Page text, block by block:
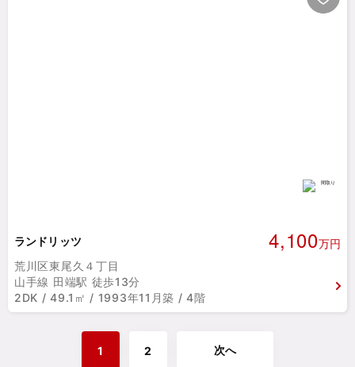
ランドリッツ 4,100万円
荒川区東尾久４丁目
山手線 田端駅 徒歩13分
2DK / 49.1㎡ / 1993年11月築 / 4階
1 2 次へ